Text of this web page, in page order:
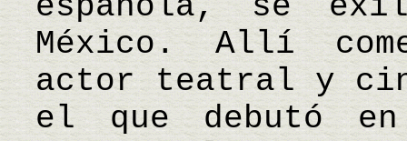
México. Allí
actor teatral y
el que debutó en